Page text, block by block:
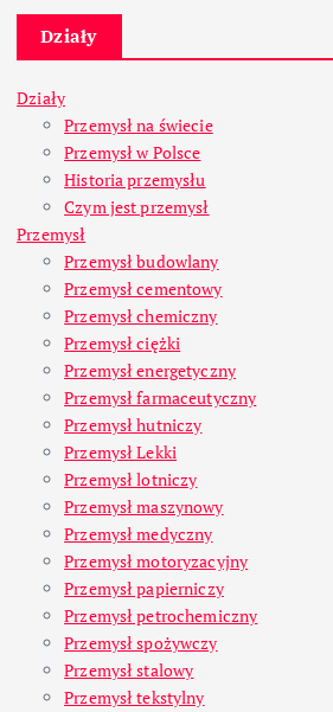
Działy
Działy
Przemysł na świecie
Przemysł w Polsce
Historia przemysłu
Czym jest przemysł
Przemysł
Przemysł budowlany
Przemysł cementowy
Przemysł chemiczny
Przemysł ciężki
Przemysł energetyczny
Przemysł farmaceutyczny
Przemysł hutniczy
Przemysł Lekki
Przemysł lotniczy
Przemysł maszynowy
Przemysł medyczny
Przemysł motoryzacyjny
Przemysł papierniczy
Przemysł petrochemiczny
Przemysł spożywczy
Przemysł stalowy
Przemysł tekstylny